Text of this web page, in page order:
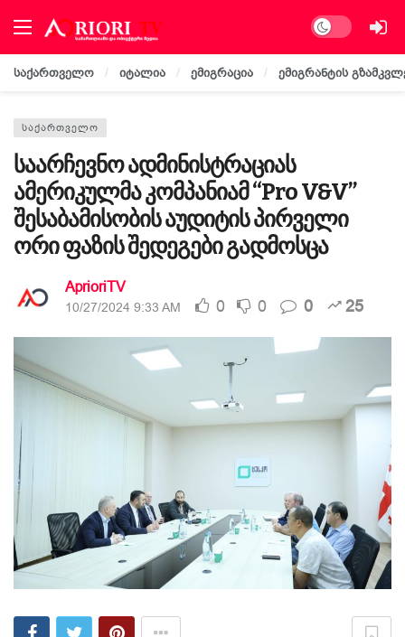
Dark mode
საქართველო იტალია ემიგრაცია ემიგრანტის
ᲡᲐᲥᲐᲠᲗᲕᲔᲚᲝ
საარჩევნო ადმინისტრაციას
ამერიკულმა კომპანიამ “Pro V&V”
შესაბამისობის აუდიტის პირველი
ორი ფაზის შედეგები გადმოსცა
AprioriTV
10/27/2024 9:33 AM 0 0 0 25